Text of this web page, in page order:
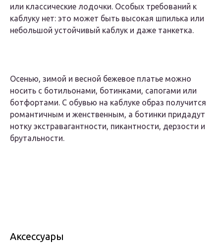
или классические лодочки. Особых требований к
каблуку нет: это может быть высокая шпилька или
небольшой устойчивый каблук и даже танкетка.
Осенью, зимой и весной бежевое платье можно
носить с ботильонами, ботинками, сапогами или
ботфортами. С обувью на каблуке образ получится
романтичным и женственным, а ботинки придадут
нотку экстравагантности, пикантности, дерзости и
брутальности.
Аксессуары